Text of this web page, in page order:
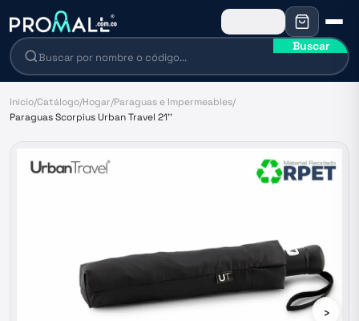
Buscar
Inicio/Catálogo/Hogar/Paraguas e Impermeables/
Paraguas Scorpius Urban Travel 21''
›